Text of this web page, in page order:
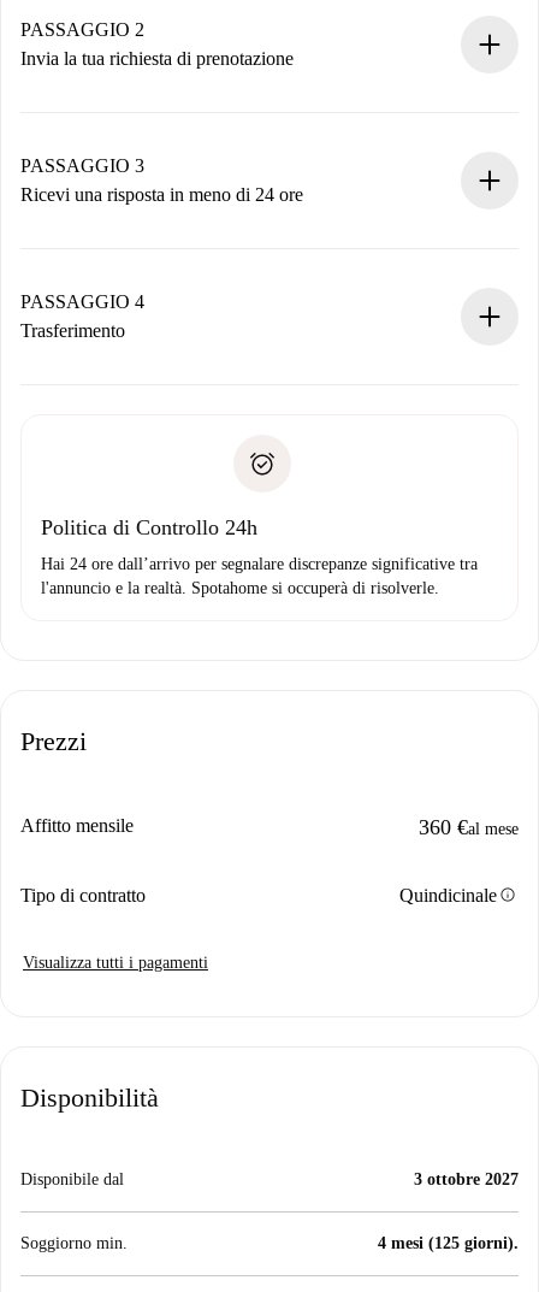
Hai tutte le informazioni necessarie in anticipo.
PASSAGGIO 2
Invia la tua richiesta di prenotazione
non accetta.
PASSAGGIO 3
Ricevi una risposta in meno di 24 ore
contatto con il proprietario.
Se rifiutata: non ti addebiteremo nulla e ti proporremo
Domiciliazione del pagamento
PASSAGGIO 4
Trasferimento
solo se non segnali problemi.
Politica di Controllo 24h
Hai 24 ore dall’arrivo per segnalare discrepanze significative tra
l'annuncio e la realtà. Spotahome si occuperà di risolverle.
Prezzi
Affitto mensile 360 €al mese
Tipo di contratto Quindicinaleinfo
Visualizza tutti i pagamenti
Disponibilità
Disponibile dal 3 ottobre 2027
Soggiorno min. 4 mesi (125 giorni).